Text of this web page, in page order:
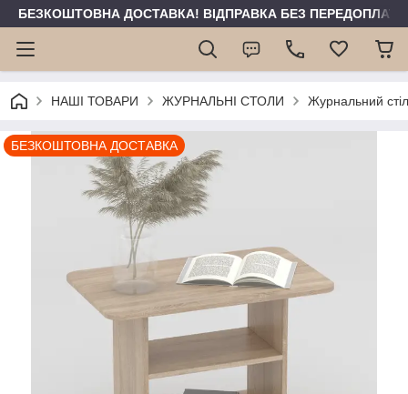
БЕЗКОШТОВНА ДОСТАВКА! ВІДПРАВКА БЕЗ ПЕРЕДОПЛАТИ
НАШІ ТОВАРИ ЖУРНАЛЬНІ СТОЛИ Журнальний
БЕЗКОШТОВНА ДОСТАВКА